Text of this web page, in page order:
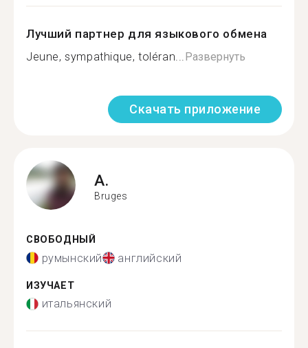
Лучший партнер для языкового обмена
Jeune, sympathique, toléran...Развернуть
Скачать приложение
A.
Bruges
СВОБОДНЫЙ
румынский английский
ИЗУЧАЕТ
итальянский